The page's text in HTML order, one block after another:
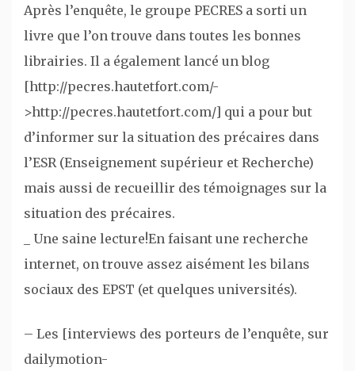
Après l’enquête, le groupe PECRES a sorti un
livre que l’on trouve dans toutes les bonnes
librairies. Il a également lancé un blog
[http://pecres.hautetfort.com/-
>http://pecres.hautetfort.com/] qui a pour but
d’informer sur la situation des précaires dans
l’ESR (Enseignement supérieur et Recherche)
mais aussi de recueillir des témoignages sur la
situation des précaires.
_ Une saine lecture!En faisant une recherche
internet, on trouve assez aisément les bilans
sociaux des EPST (et quelques universités).
– Les [interviews des porteurs de l’enquête, sur
dailymotion-